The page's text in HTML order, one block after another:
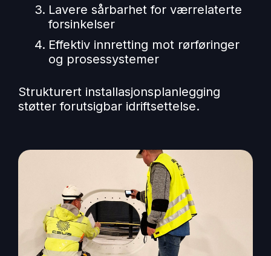
Lavere sårbarhet for værrelaterte
forsinkelser
Effektiv innretting mot rørføringer
og prosessystemer
Strukturert installasjonsplanlegging
støtter forutsigbar idriftsettelse.